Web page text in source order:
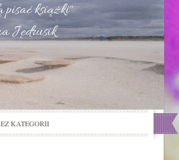
pisać książki"
Jędrusik
KATEGORII